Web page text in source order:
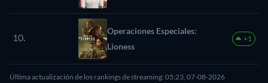
10.
Operaciones Especiales:
Lioness
+1
Última actualización de los rankings de streaming: 05:23, 07-08-2026